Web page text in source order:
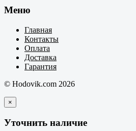
Меню
Главная
Контакты
Оплата
Доставка
Гарантия
© Hodovik.com 2026
×
Уточнить наличие